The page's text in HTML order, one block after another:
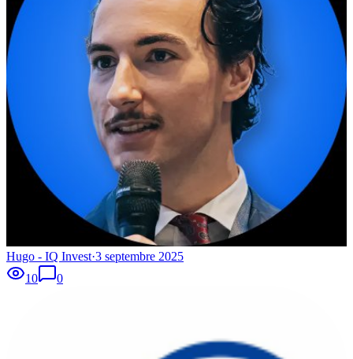
Hugo - IQ Invest·3 septembre 2025
10
0